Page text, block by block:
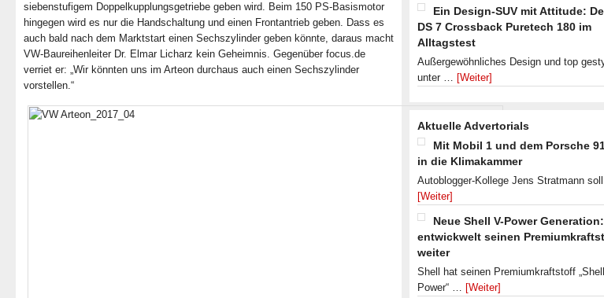
siebenstufigem Doppelkupplungsgetriebe geben wird. Beim 150 PS-Basismotor
hingegen wird es nur die Handschaltung und einen Frontantrieb geben. Dass es
auch bald nach dem Marktstart einen Sechszylinder geben könnte, daraus macht
VW-Baureihenleiter Dr. Elmar Licharz kein Geheimnis. Gegenüber focus.de
verriet er: „Wir könnten uns im Arteon durchaus auch einen Sechszylinder
vorstellen.“
Ein Design-SUV mit Attitude:
DS 7 Crossback Puretech 180 im
Alltagstest
Außergewöhnliches Design und top
unter … [Weiter]
Aktuelle Advertorials
Mit Mobil 1 und dem Porsche
in die Klimakammer
Autoblogger-Kollege Jens Stratmann
[Weiter]
Neue Shell V-Power
entwickwelt seinen
weiter
Shell hat seinen Premiumkraftstoff
Power“ … [Weiter]